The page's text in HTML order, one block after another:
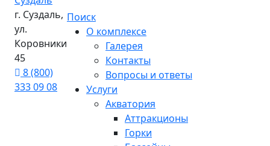
г. Суздаль,
ул.
Коровники
45
8 (800)
333 09 08
Поиск
О комплексе
Галерея
Контакты
Вопросы и ответы
Услуги
Акватория
Аттракционы
Горки